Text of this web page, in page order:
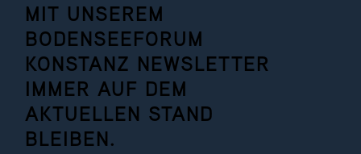
MIT UNSEREM
BODENSEEFORUM
KONSTANZ NEWSLETTER
IMMER AUF DEM
AKTUELLEN STAND
BLEIBEN.